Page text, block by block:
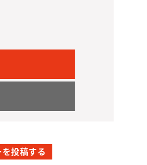
を投稿する